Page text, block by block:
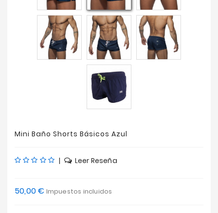
Mini Baño Shorts Básicos Azul
| Leer Reseña
50,00 € Impuestos incluidos